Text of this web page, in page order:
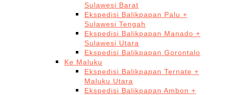
Sulawesi Barat
Ekspedisi Balikpapan Palu +
Sulawesi Tengah
Ekspedisi Balikpapan Manado +
Sulawesi Utara
Ekspedisi Balikpapan Gorontalo
Ke Maluku
Ekspedisi Balikpapan Ternate +
Maluku Utara
Ekspedisi Balikpapan Ambon +